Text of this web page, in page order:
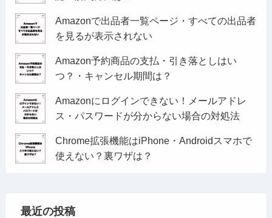
Amazonで出品者一覧ページ・すべての出品者
を見るが表示されない
Amazon予約商品の支払・引き落としはい
つ？・キャンセル期間は？
Amazonにログインできない！メールアドレ
ス・パスワードが分からない場合の対処法
Chrome拡張機能はiPhone・Androidスマホで
使えない？裏ワザは？
最近の投稿